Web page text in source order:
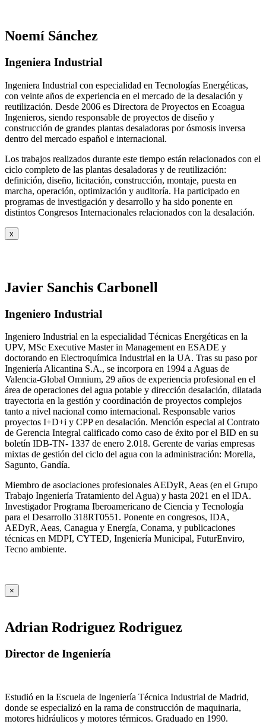
Noemí Sánchez
Ingeniera Industrial
Ingeniera Industrial con especialidad en Tecnologías Energéticas,
con veinte años de experiencia en el mercado de la desalación y
reutilización. Desde 2006 es Directora de Proyectos en Ecoagua
Ingenieros, siendo responsable de proyectos de diseño y
construcción de grandes plantas desaladoras por ósmosis inversa
dentro del mercado español e internacional.
Los trabajos realizados durante este tiempo están relacionados con el
ciclo completo de las plantas desaladoras y de reutilización:
definición, diseño, licitación, construcción, montaje, puesta en
marcha, operación, optimización y auditoría. Ha participado en
programas de investigación y desarrollo y ha sido ponente en
distintos Congresos Internacionales relacionados con la desalación.
x
Javier Sanchis Carbonell
Ingeniero Industrial
Ingeniero Industrial en la especialidad Técnicas Energéticas en la
UPV, MSc Executive Master in Management en ESADE y
doctorando en Electroquímica Industrial en la UA. Tras su paso por
Ingeniería Alicantina S.A., se incorpora en 1994 a Aguas de
Valencia-Global Omnium, 29 años de experiencia profesional en el
área de operaciones del agua potable y dirección desalación, dilatada
trayectoria en la gestión y coordinación de proyectos complejos
tanto a nivel nacional como internacional. Responsable varios
proyectos I+D+i y CPP en desalación. Mención especial al Contrato
de Gerencia Integral calificado como caso de éxito por el BID en su
boletín IDB-TN- 1337 de enero 2.018. Gerente de varias empresas
mixtas de gestión del ciclo del agua con la administración: Morella,
Sagunto, Gandía.
Miembro de asociaciones profesionales AEDyR, Aeas (en el Grupo
Trabajo Ingeniería Tratamiento del Agua) y hasta 2021 en el IDA.
Investigador Programa Iberoamericano de Ciencia y Tecnología
para el Desarrollo 318RT0551. Ponente en congresos, IDA,
AEDyR, Aeas, Canagua y Energía, Conama, y publicaciones
técnicas en MDPI, CYTED, Ingeniería Municipal, FuturEnviro,
Tecno ambiente.
×
Adrian Rodriguez Rodriguez
Director de Ingeniería
Estudió en la Escuela de Ingeniería Técnica Industrial de Madrid,
donde se especializó en la rama de construcción de maquinaria,
motores hidráulicos y motores térmicos. Graduado en 1990.